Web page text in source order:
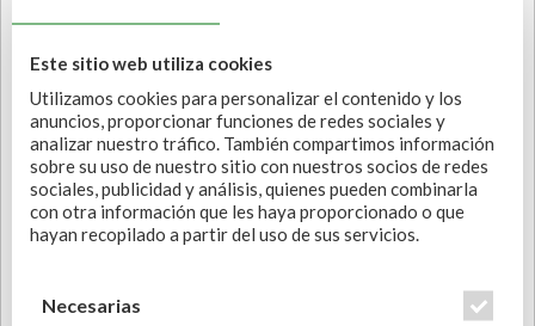
más sincera enhorabuena, tienes en tu poder uno de los
quizás podamos solucionarlo.
COMPARTIR ESTA NOTICIA
Este sitio web utiliza cookies
Utilizamos cookies para personalizar el contenido y los
anuncios, proporcionar funciones de redes sociales y
analizar nuestro tráfico. También compartimos información
sobre su uso de nuestro sitio con nuestros socios de redes
sociales, publicidad y análisis, quienes pueden combinarla
con otra información que les haya proporcionado o que
hayan recopilado a partir del uso de sus servicios.
Necesarias